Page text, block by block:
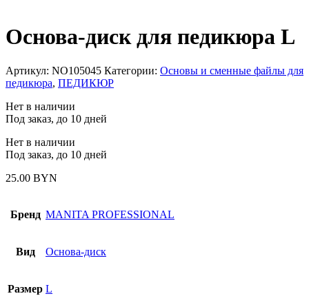
Основа-диск для педикюра L
Артикул: NO105045 Категории: Основы и сменные файлы для
педикюра, ПЕДИКЮР
Нет в наличии
Под заказ, до 10 дней
Нет в наличии
Под заказ, до 10 дней
25.00 BYN
Бренд MANITA PROFESSIONAL
Вид Основа-диск
Размер L